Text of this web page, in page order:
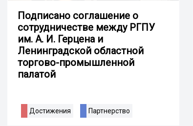
Подписано соглашение о
сотрудничестве между РГПУ
им. А. И. Герцена и
Ленинградской областной
торгово-промышленной
палатой
Достижения Партнерство